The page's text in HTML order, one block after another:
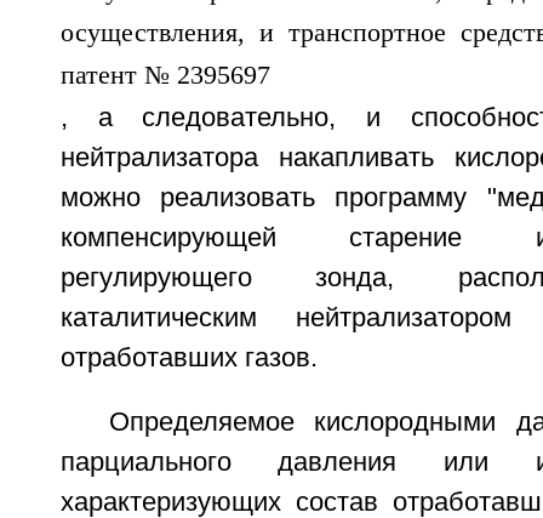
, а следовательно, и
нейтрализатора накапливать
можно реализовать программу
компенсирующей старение
регулирующего зонда,
каталитическим
отработавших газов.
Определяемое кислородными
парциального давления или
характеризующих состав